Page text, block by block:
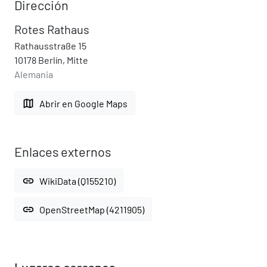
Dirección
Rotes Rathaus
Rathausstraße 15
10178 Berlín, Mitte
Alemania
map Abrir en Google Maps
Enlaces externos
link WikiData (Q155210)
link OpenStreetMap (4211905)